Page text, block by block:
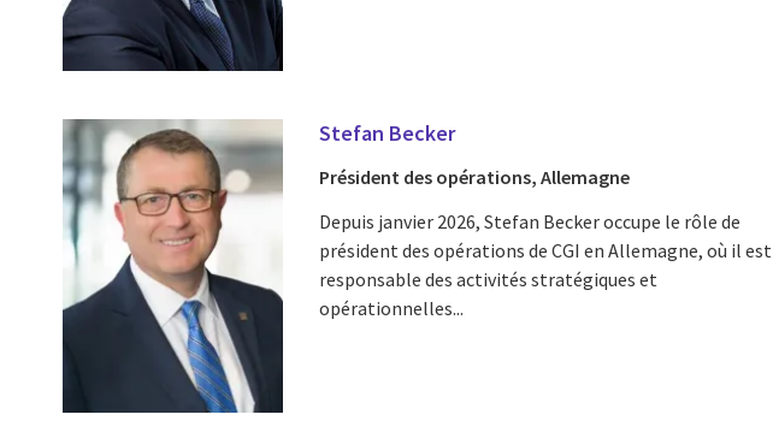
Stefan Becker
Président des opérations, Allemagne
Depuis janvier 2026, Stefan Becker occupe le rôle de
président des opérations de CGI en Allemagne, où il est
responsable des activités stratégiques et
opérationnelles...